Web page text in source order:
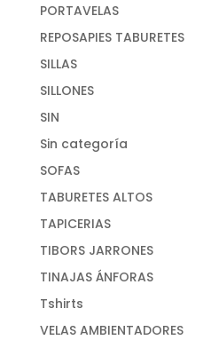
PORTAVELAS
REPOSAPIES TABURETES
SILLAS
SILLONES
SIN
Sin categoría
SOFAS
TABURETES ALTOS
TAPICERIAS
TIBORS JARRONES
TINAJAS ÁNFORAS
Tshirts
VELAS AMBIENTADORES